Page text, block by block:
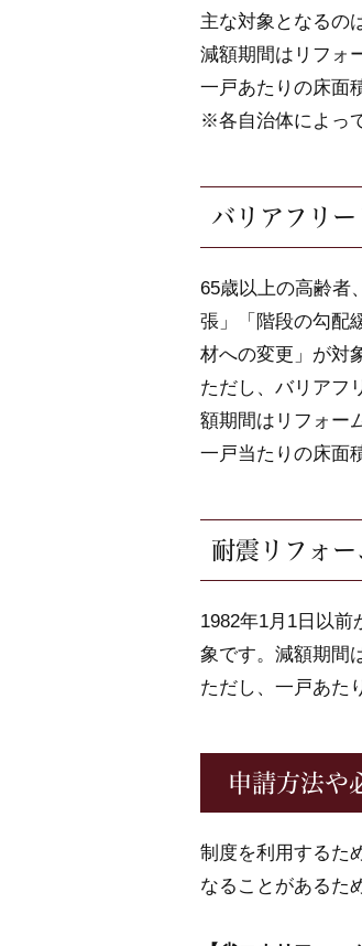
主な対象となるの
減額期間はリフォ
一戸あたりの床面
※各自治体によっ
バリアフリー
65歳以上の高齢者
張」「階段の勾配
材への変更」が対
ただし、バリアフ
額期間はリフォー
一戸当たりの床面
耐震リフォー
1982年1月1日以
象です。減額期間
ただし、一戸あた
申請方法や
制度を利用するた
なることがあるた